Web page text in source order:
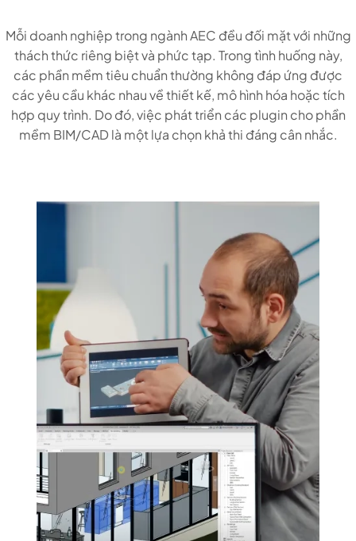
Mỗi doanh nghiệp trong ngành AEC đều đối mặt với những
thách thức riêng biệt và phức tạp. Trong tình huống này,
các phần mềm tiêu chuẩn thường không đáp ứng được
các yêu cầu khác nhau về thiết kế, mô hình hóa hoặc tích
hợp quy trình. Do đó, việc phát triển các plugin cho phần
mềm BIM/CAD là một lựa chọn khả thi đáng cân nhắc.